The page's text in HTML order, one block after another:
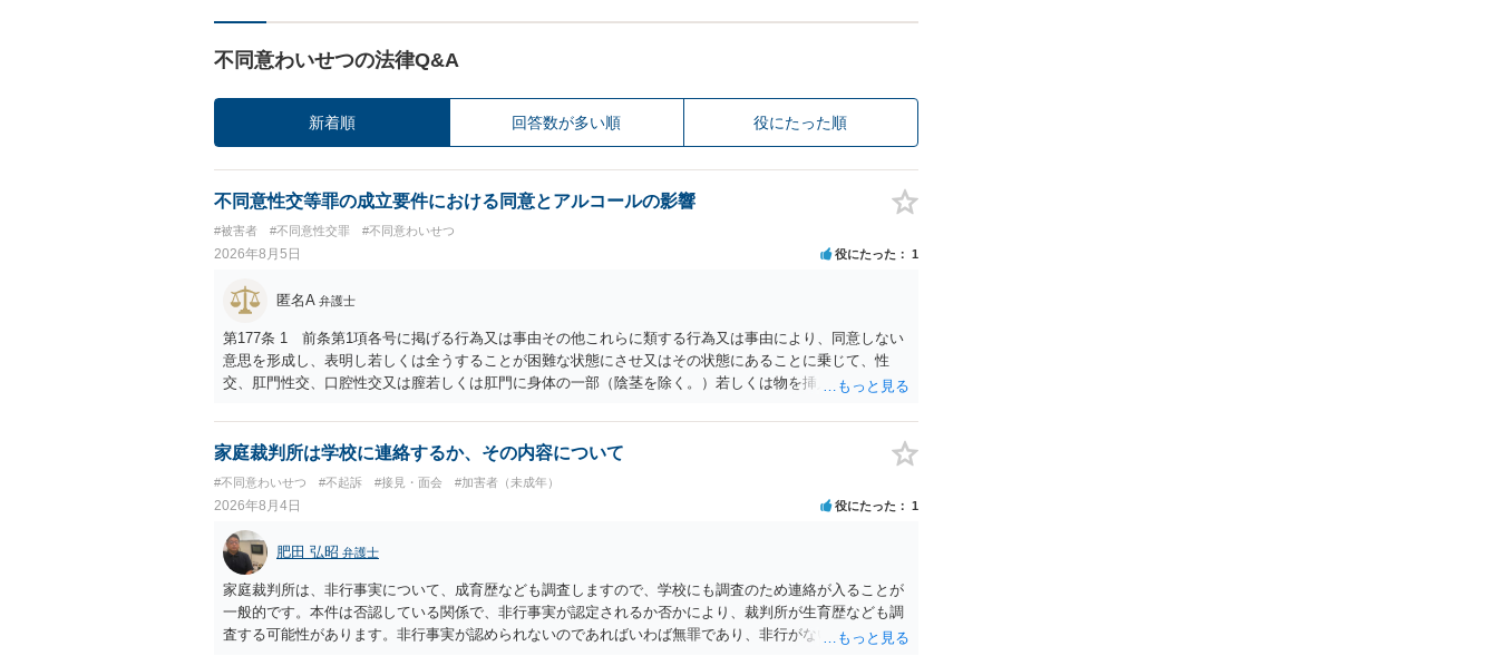
不同意わいせつの法律Q&A
新着順 回答数が多い順 役にたった順
不同意性交等罪の成立要件における同意とアルコールの影響
#被害者 #不同意性交罪 #不同意わいせつ
2026年8月5日 役にたった 1
匿名A 弁護士
第177条 1 前条第1項各号に掲げる行為又は事由その他これらに類する行為又は事由により、同意しない
意思を形成し、表明し若しくは全うすることが困難な状態にさせ又はその状態にあることに乗じて、性
交、肛門性交、口腔性交又は膣若しくは肛門に身体の一部（陰茎を除く。）若しくは物を挿入する行為で
係の有無にかかわらず、5年以上の有期拘禁刑に処する。 第176条 1次に掲げる行為又は事由その他これら
に類する行為又は事由により、同意しない意思を形成し、表明し若しくは全うすることが困難な状態にさ
上10年以下の拘禁刑に処する。 ③アルコール若しくは薬物を摂取させること又はそれらの影響があるこ
と。 以上の通りですから、アルコール摂取だけでなく、「同意しない意思を形成し、表明し若しくは全う
することが困難な状態」であることが必要です。
家庭裁判所は学校に連絡するか、その内容について
#不同意わいせつ #不起訴 #接見・面会 #加害者（未成年）
2026年8月4日 役にたった 1
肥田 弘昭 弁護士
家庭裁判所は、非行事実について、成育歴なども調査しますので、学校にも調査のため連絡が入ることが
一般的です。本件は否認している関係で、非行事実が認定されるか否かにより、裁判所が生育歴なども調
査する可能性があります。非行事実が認められないのであればいわば無罪であり、非行がないのですか